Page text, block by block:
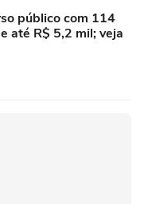
público com 114
até R$ 5,2 mil; veja